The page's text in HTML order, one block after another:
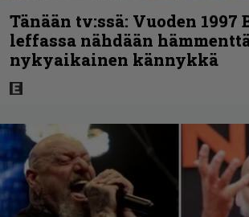
Tänään tv:ssä: Vuoden 1997
leffassa nähdään
nykyaikainen kännykkä